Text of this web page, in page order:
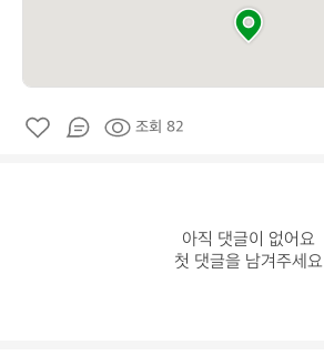
조회 82
아직 댓글이 없어요
첫 댓글을 남겨주세요